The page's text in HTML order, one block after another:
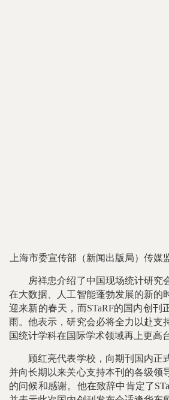
上海市委宣传部（新闻出版局）传媒
房祥忠介绍了中国现场统计研究
在大数据、人工智能蓬勃发展的新的
迎来新的春天，而STaRF的国内创刊
雨。他表示，研究会必将全力以赴支
国统计学科在国际学术领域再上更高
顾红亮代表学校，向期刊国内正式
并向长期以来关心支持本刊的各级领
的问候和感谢。他在致辞中肯定了